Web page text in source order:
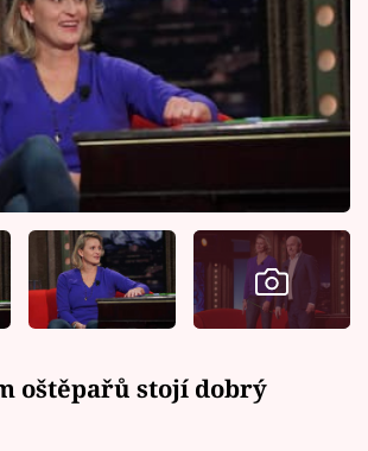
oštěpařů stojí dobrý